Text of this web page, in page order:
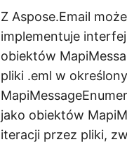
Z Aspose.Email
implementuje
obiektów
pliki .eml w
jako obiektów
iteracji przez pliki,